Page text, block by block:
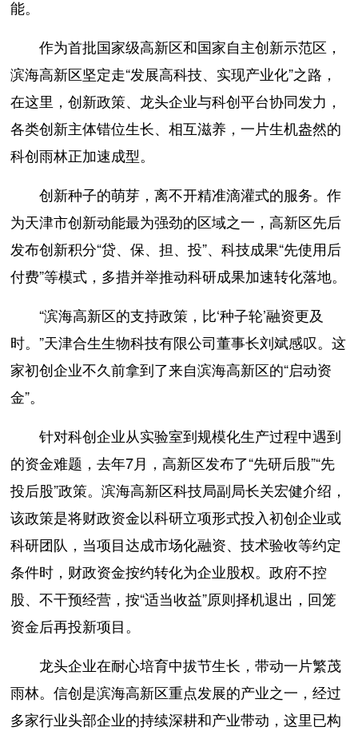
能。
作为首批国家级高新区和国家自主创新示范区，
滨海高新区坚定走“发展高科技、实现产业化”之路，
在这里，创新政策、龙头企业与科创平台协同发力，
各类创新主体错位生长、相互滋养，一片生机盎然的
科创雨林正加速成型。
创新种子的萌芽，离不开精准滴灌式的服务。作
为天津市创新动能最为强劲的区域之一，高新区先后
发布创新积分“贷、保、担、投”、科技成果“先使用后
付费”等模式，多措并举推动科研成果加速转化落地。
“滨海高新区的支持政策，比‘种子轮’融资更及
时。”天津合生生物科技有限公司董事长刘斌感叹。这
家初创企业不久前拿到了来自滨海高新区的“启动资
金”。
针对科创企业从实验室到规模化生产过程中遇到
的资金难题，去年7月，高新区发布了“先研后股”“先
投后股”政策。滨海高新区科技局副局长关宏健介绍，
该政策是将财政资金以科研立项形式投入初创企业或
科研团队，当项目达成市场化融资、技术验收等约定
条件时，财政资金按约转化为企业股权。政府不控
股、不干预经营，按“适当收益”原则择机退出，回笼
资金后再投新项目。
龙头企业在耐心培育中拔节生长，带动一片繁茂
雨林。信创是滨海高新区重点发展的产业之一，经过
多家行业头部企业的持续深耕和产业带动，这里已构